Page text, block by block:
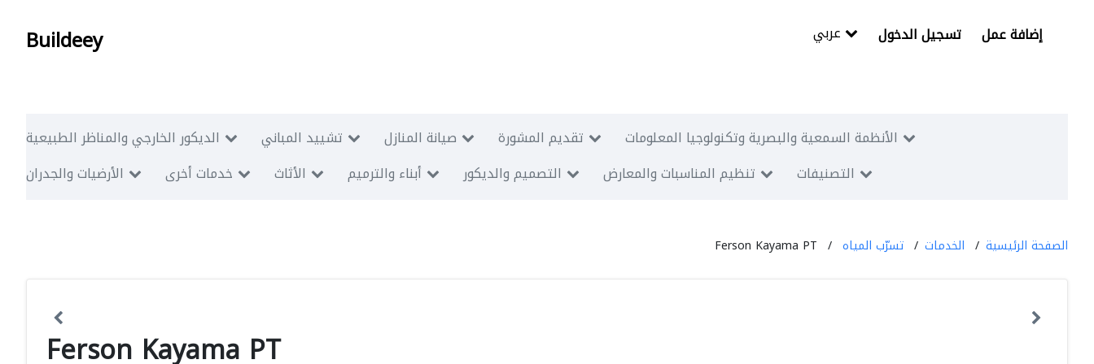
Buildeey تسجيل الدخول إضافة عمل
الديكور الخارجي والمناظر الطبيعية تشييد المباني صيانة المنازل تقديم المشورة
الأنظمة السمعية والبصرية وتكنولوجيا المعلومات
الأرضيات والجدران
خدمات أخرى الأثاث أبناء والترميم التصميم والديكور تنظيم المناسبات والمعارض التصنيفات
الصفحة الرئيسية الخدمات تسرّب المياه Ferson Kayama PT
Ferson Kayama PT